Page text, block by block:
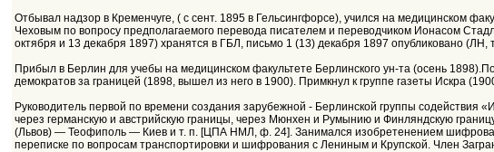
Отбывал надзор в Кременчуге, ( с сент. 1895 в Гельсингфорсе), учился на медицинском
Чеховым по вопросу предполагаемого перевода писателем и переводчиком Ионасом
октября и 13 декабря 1897) хранятся в ГБЛ, письмо 1 (13) декабря 1897 опубликовано
Прибыл в Берлин для учебы на медицинском факультете Берлинского ун-та (осень
демократов за границей (1898, вышел из него в 1900). Примкнул к группе газеты Искра
Руководитель первой по времени создания зарубежной - Берлинской группы содействия
через германскую и австрийскую границы, через Мюнхен и Румынию и Финляндскую
(Львов) — Теофиполь — Киев и т. п. [ЦПА НМЛ, ф. 24]. Занимался изобретенением
переписке по вопросам транспортировки и шифрования с Лениным и Крупской. Член